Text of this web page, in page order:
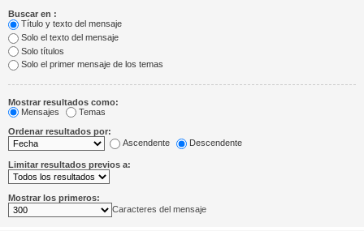
Buscar en :
Título y texto del mensaje
Solo el texto del mensaje
Solo títulos
Solo el primer mensaje de los temas
Mostrar resultados como:
Mensajes
Temas
Ordenar resultados por:
Ascendente
Descendente
Limitar resultados previos a:
Mostrar los primeros:
Caracteres del mensaje